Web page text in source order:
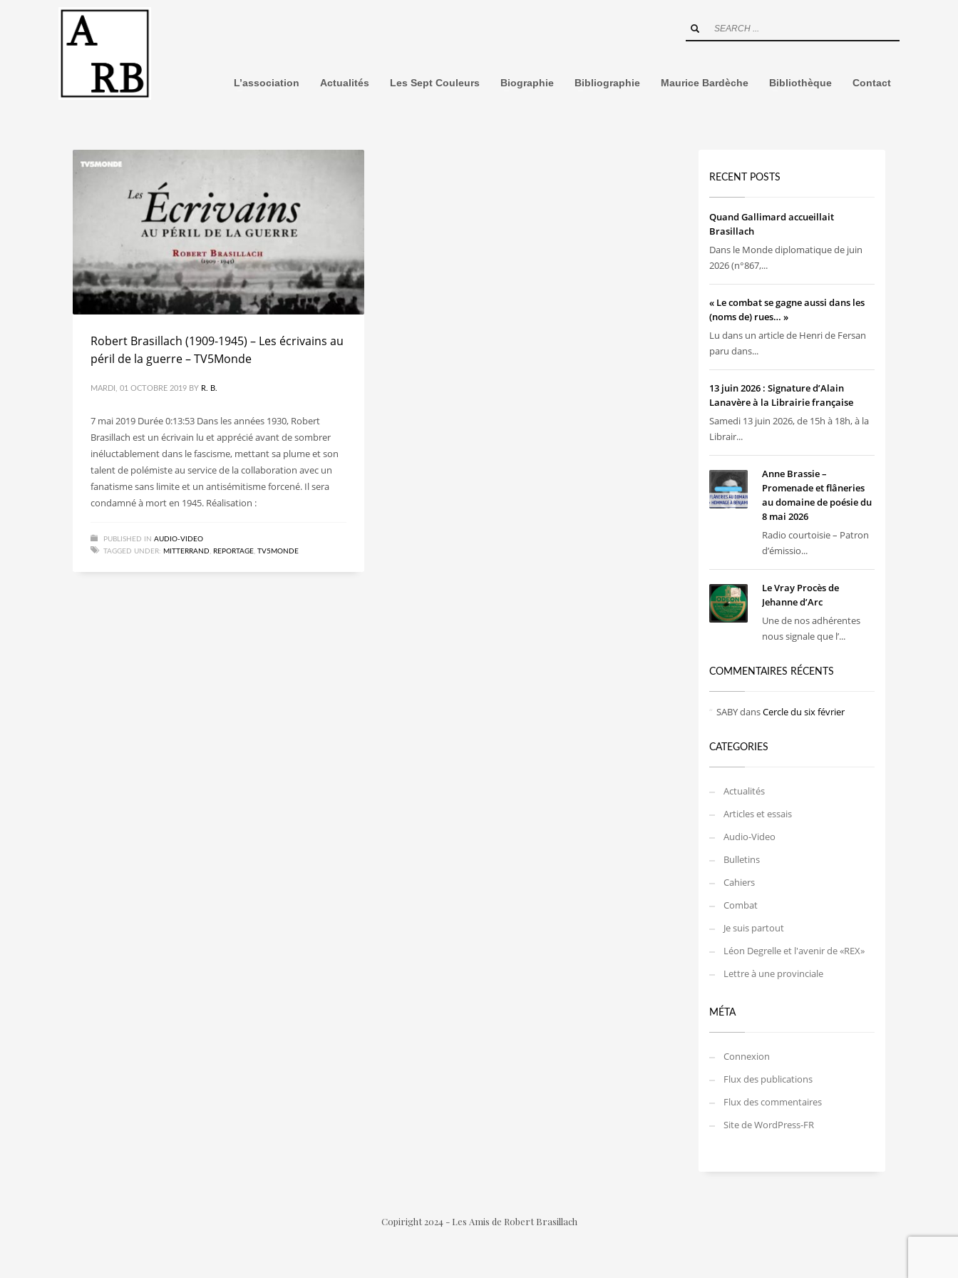
L’association Actualités Les Sept Couleurs Biographie Bibliographie Maurice Bardèche Bibliothèque Contact
Robert Brasillach (1909-1945) – Les écrivains au
péril de la guerre – TV5Monde
MARDI, 01 OCTOBRE 2019 BY R. B.
7 mai 2019 Durée 0:13:53 Dans les années 1930, Robert
Brasillach est un écrivain lu et apprécié avant de sombrer
inéluctablement dans le fascisme, mettant sa plume et son
talent de polémiste au service de la collaboration avec un
fanatisme sans limite et un antisémitisme forcené. Il sera
condamné à mort en 1945. Réalisation :
PUBLISHED IN AUDIO-VIDEO
TAGGED UNDER: MITTERRAND, REPORTAGE, TV5MONDE
RECENT POSTS
Quand Gallimard accueillait
Brasillach
Dans le Monde diplomatique de juin
2026 (n°867,...
« Le combat se gagne aussi dans les
(noms de) rues… »
Lu dans un article de Henri de Fersan
paru dans...
13 juin 2026 : Signature d’Alain
Lanavère à la Librairie française
Samedi 13 juin 2026, de 15h à 18h, à la
Librair...
Anne Brassie –
Promenade et flâneries
au domaine de poésie du
8 mai 2026
Radio courtoisie – Patron
d’émissio...
Le Vray Procès de
Jehanne d’Arc
Une de nos adhérentes
nous signale que l’...
COMMENTAIRES RÉCENTS
SABYdansCercle du six février
CATEGORIES
Actualités
Articles et essais
Audio-Video
Bulletins
Cahiers
Combat
Je suis partout
Léon Degrelle et l'avenir de «REX»
Lettre à une provinciale
MÉTA
Connexion
Flux des publications
Flux des commentaires
Site de WordPress-FR
Copiright 2024 - Les Amis de Robert Brasillach